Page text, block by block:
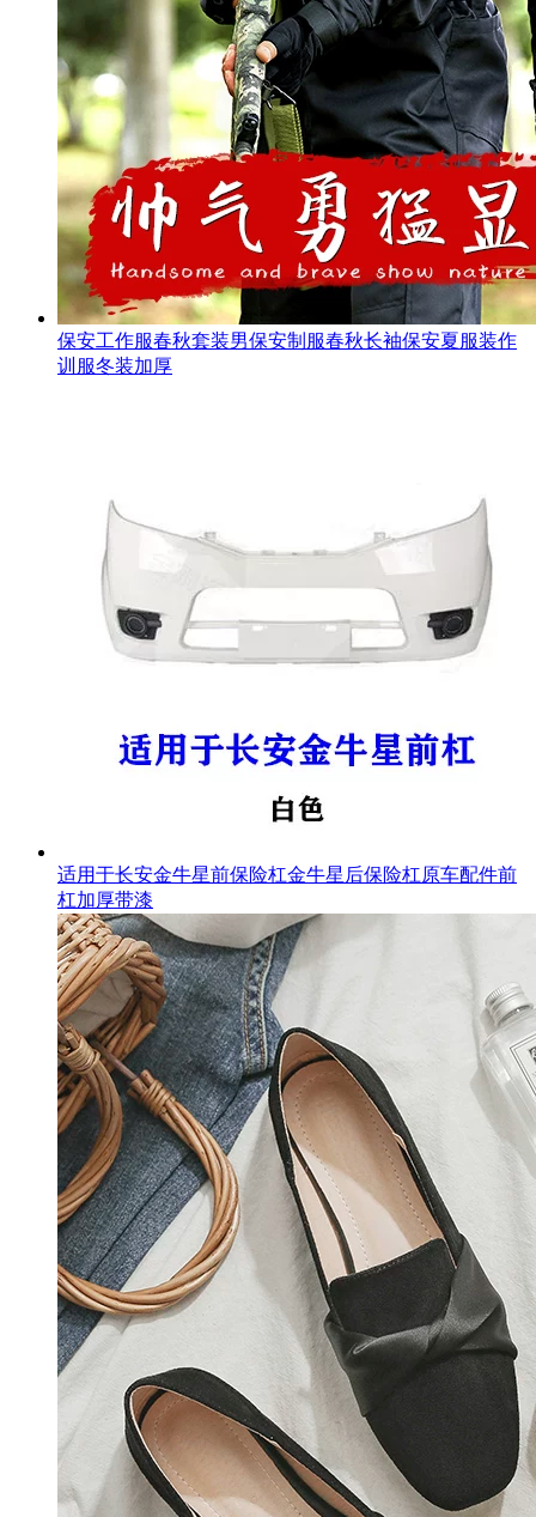
保安工作服春秋套装男保安制服春秋长袖保安夏服装作
训服冬装加厚
适用于长安金牛星前保险杠金牛星后保险杠原车配件前
杠加厚带漆